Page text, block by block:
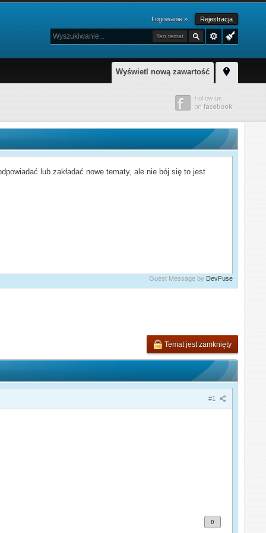
Logowanie » Rejestracja
Ten temat
Wyświetl nową zawartość
lub zakładać nowe tematy, ale nie bój się to jest
Guest Message by DevFuse
Temat jest zamknięty
#1
0